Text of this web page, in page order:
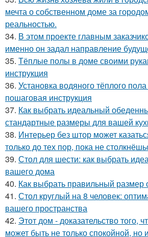
мечта о собственном доме за
реальностью.
34. В этом проекте главным
именно он задал направление
35. Тёплые полы в доме своими
инструкция
36. Установка водяного тёплого
пошаговая инструкция
37. Как выбрать идеальный
стандартные размеры для вашей
38. Интерьер без штор может
только до тех пор, пока не
39. Стол для шести: как выбрать
вашего дома
40. Как выбрать правильный размер
41. Стол круглый на 8 человек:
вашего пространства
42. Этот дом - доказательство того,
может быть не только спокойной,